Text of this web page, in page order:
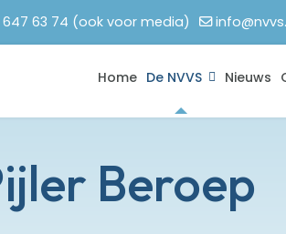
63 74 (ook voor media)
Home De NVVS Nieuws
Beroep